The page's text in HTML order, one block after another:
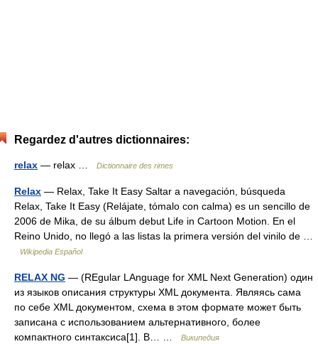
Regardez d'autres dictionnaires:
relax — relax … Dictionnaire des rimes
Relax — Relax, Take It Easy Saltar a navegación, búsqueda
Relax, Take It Easy (Relájate, tómalo con calma) es un sencillo de
2006 de Mika, de su álbum debut Life in Cartoon Motion. En el
Reino Unido, no llegó a las listas la primera versión del vinilo de …
Wikipedia Español
RELAX NG — (REgular LAnguage for XML Next Generation) один
из языков описания структуры XML документа. Являясь сама
по себе XML документом, схема в этом формате может быть
записана с использованием альтернативного, более
компактного синтаксиса[1]. В… …
Википедия